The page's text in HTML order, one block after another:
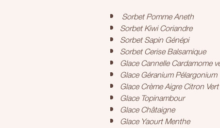
Sorbet Pomme Aneth
Sorbet Kiwi Coriandre
Sorbet Sapin Génépi
Sorbet Cerise Balsamique
Glace Cannelle Cardamome
Glace Géranium Pélargonium
Glace Crème Aigre Citron Vert
Glace Topinambour
Glace Châtaigne
Glace Yaourt Menthe